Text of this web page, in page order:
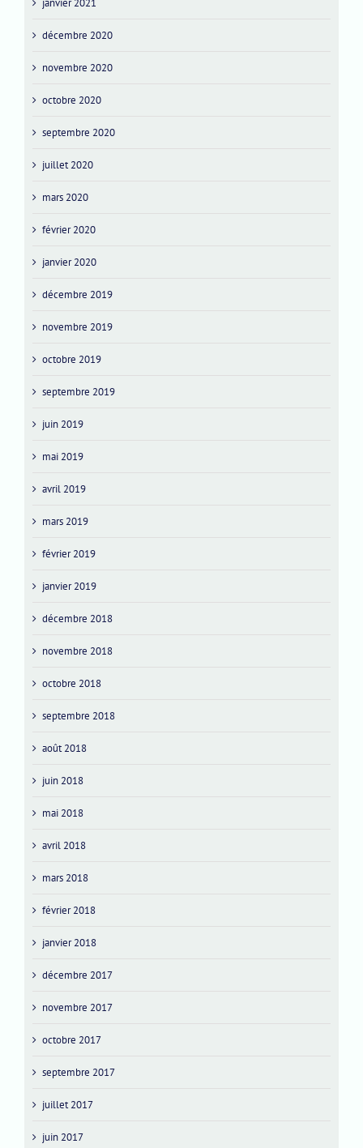
décembre 2020
novembre 2020
octobre 2020
septembre 2020
juillet 2020
mars 2020
février 2020
janvier 2020
décembre 2019
novembre 2019
octobre 2019
septembre 2019
juin 2019
mai 2019
avril 2019
mars 2019
février 2019
janvier 2019
décembre 2018
novembre 2018
octobre 2018
septembre 2018
août 2018
juin 2018
mai 2018
avril 2018
mars 2018
février 2018
janvier 2018
décembre 2017
novembre 2017
octobre 2017
septembre 2017
juillet 2017
juin 2017